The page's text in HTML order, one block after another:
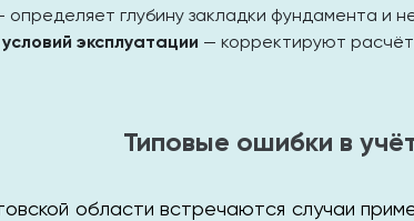
определяет глубину закладки фундамента и
эксплуатации — корректируют
Типовые ошибки в
области встречаются случаи